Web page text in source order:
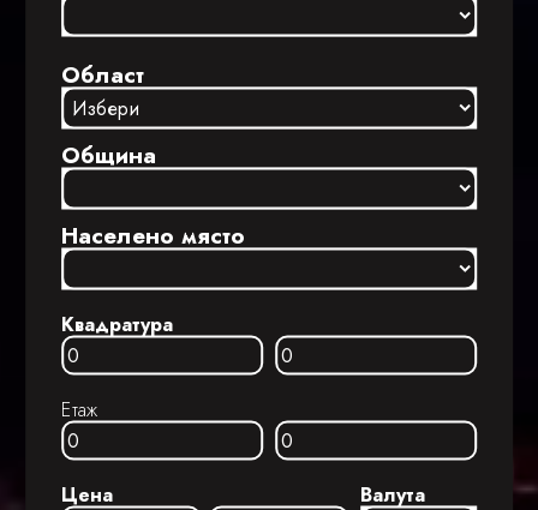
Област
Община
Населено място
Квадратура
Етаж
Цена Валута